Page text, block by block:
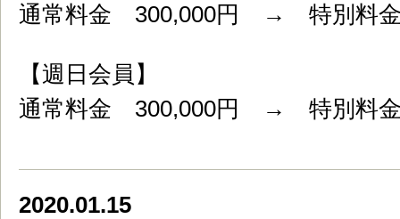
通常料金 300,000円 → 特別料
【週日会員】
通常料金 300,000円 → 特別料
2020.01.15